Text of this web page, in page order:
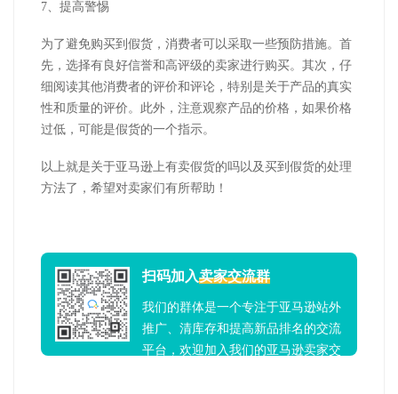
7、提高警惕
为了避免购买到假货，消费者可以采取一些预防措施。首
先，选择有良好信誉和高评级的卖家进行购买。其次，仔
细阅读其他消费者的评价和评论，特别是关于产品的真实
性和质量的评价。此外，注意观察产品的价格，如果价格
过低，可能是假货的一个指示。
以上就是关于亚马逊上有卖假货的吗以及买到假货的处理
方法了，希望对卖家们有所帮助！
扫码加入卖家交流群
我们的群体是一个专注于亚马逊站外
推广、清库存和提高新品排名的交流
平台，欢迎加入我们的亚马逊卖家交